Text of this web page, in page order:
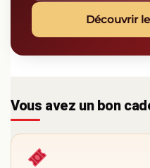
Découvrir
Vous avez un bon